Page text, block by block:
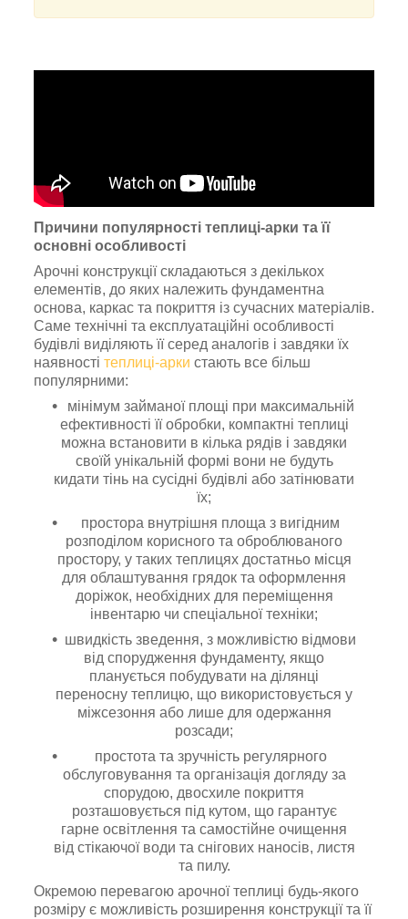
Причини популярності теплиці-арки та її
основні особливості
Арочні конструкції складаються з декількох
елементів, до яких належить фундаментна
основа, каркас та покриття із сучасних матеріалів.
Саме технічні та експлуатаційні особливості
будівлі виділяють її серед аналогів і завдяки їх
наявності теплиці-арки стають все більш
популярними:
мінімум займаної площі при максимальній
ефективності її обробки, компактні теплиці
можна встановити в кілька рядів і завдяки
своїй унікальній формі вони не будуть
кидати тінь на сусідні будівлі або затінювати
їх;
простора внутрішня площа з вигідним
розподілом корисного та оброблюваного
простору, у таких теплицях достатньо місця
для облаштування грядок та оформлення
доріжок, необхідних для переміщення
інвентарю чи спеціальної техніки;
швидкість зведення, з можливістю відмови
від спорудження фундаменту, якщо
планується побудувати на ділянці
переносну теплицю, що використовується у
міжсезоння або лише для одержання
розсади;
простота та зручність регулярного
обслуговування та організація догляду за
спорудою, двосхиле покриття
розташовується під кутом, що гарантує
гарне освітлення та самостійне очищення
від стікаючої води та снігових наносів, листя
та пилу.
Окремою перевагою арочної теплиці будь-якого
розміру є можливість розширення конструкції та її